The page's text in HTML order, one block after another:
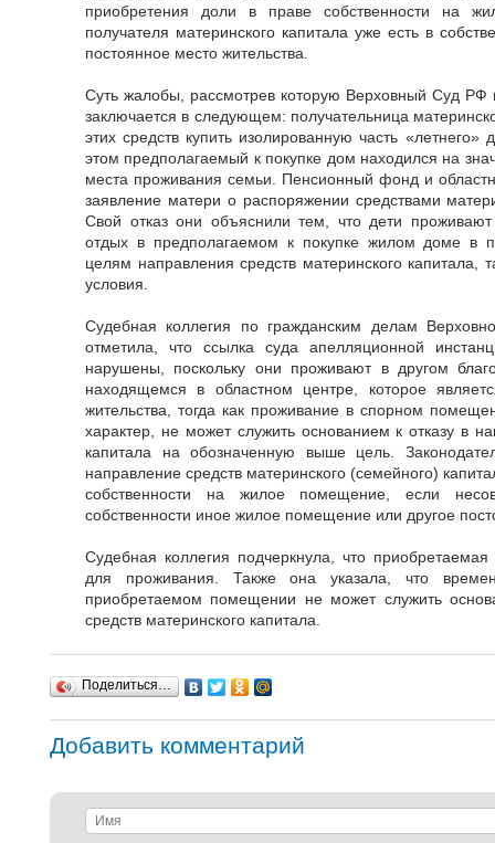
приобретения доли в праве собственности на
получателя материнского капитала уже есть в
постоянное место жительства.
Суть жалобы, рассмотрев которую Верховный Суд РФ
заключается в следующем: получательница
этих средств купить изолированную часть
этом предполагаемый к покупке дом находился на
места проживания семьи. Пенсионный фонд и
заявление матери о распоряжении средствами
Свой отказ они объяснили тем, что дети
отдых в предполагаемом к покупке жилом доме в
целям направления средств материнского капитала,
условия.
Судебная коллегия по гражданским делам
отметила, что ссылка суда апелляционной
нарушены, поскольку они проживают в другом
находящемся в областном центре, которое
жительства, тогда как проживание в спорном
характер, не может служить основанием к отказу в
капитала на обозначенную выше цель.
направление средств материнского (семейного)
собственности на жилое помещение, если
собственности иное жилое помещение или другое
Судебная коллегия подчеркнула, что
для проживания. Также она указала, что
приобретаемом помещении не может служить
средств материнского капитала.
Поделиться…
Добавить комментарий
Имя